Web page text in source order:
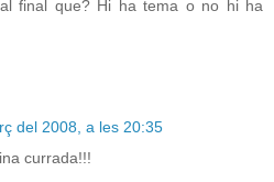
final que? Hi ha tema o no hi ha
del 2008, a les 20:35
currada!!!